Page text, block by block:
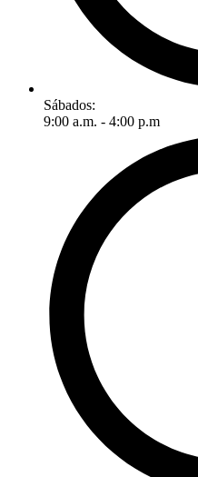
Sábados:
9:00 a.m. - 4:00 p.m